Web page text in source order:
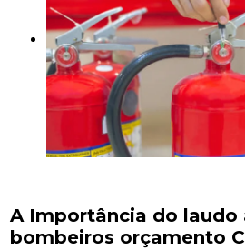
A Importância do laudo
bombeiros orçamento